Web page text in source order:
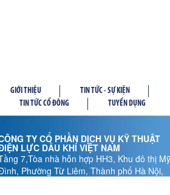
GIỚI THIỆU
TIN TỨC - SỰ KIỆN
TIN TỨC CỔ ĐÔNG TUYỂN DỤNG
TY CỔ PHẦN DỊCH VỤ KỸ THUẬT
LỰC DẦU KHÍ VIỆT NAM
7,Tòa nhà hỗn hợp HH3, Khu đô thị Mỹ
Phường Từ Liêm, Thành phố Hà Nội,